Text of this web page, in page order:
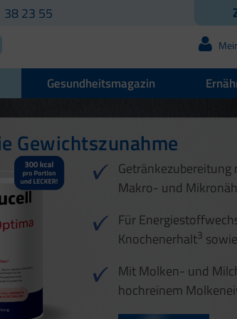
23 55
Gesundheitsmagazin
Gewichtszunahme
Getränkezubereitung
Makro- und
Für
Knochenerhalt3
Mit Molken- und
hochreinem
Energiestoffwechsel